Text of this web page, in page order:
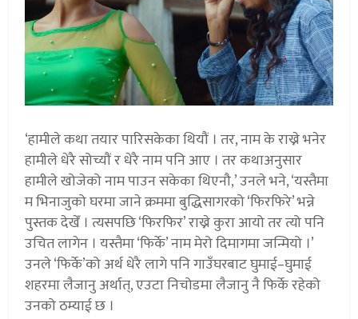
‘हामीले कथा तयार पारिसकेका थियौं । तर, नाम के राख्ने भनेर
हामीले धेरै सोच्यौं र धेरै नाम पनि आए । तर कथाअनुसार
हामीले खोजेको नाम पाउन सकेका थिएनौ,’ उनले भने, ‘यस्तैमा
म भिनाजुको घरमा जाने क्रममा बुद्धिसागरको ‘फिरफिरे’ भन्ने
पुस्तक देखेँ । त्यसपछि ‘फिरफिर’ राख्ने कुरा आयो तर त्यो पनि
उचित लागेन । यस्तैमा ‘फिर्के’ नाम मेरो दिमागमा जन्मियो ।’
उनले ‘फिर्के’को अर्थ धेरै लागे पनि गाउँघरबाट घुमाई–घुमाई
शहरमा लैजानु अर्थात्, एउटा निचोडमा लैजानु नै फिर्के रहेको
उनको ठम्याई छ ।